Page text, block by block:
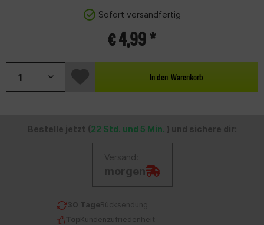
Sofort versandfertig
€ 4,99 *
In den Warenkorb
Bestelle jetzt ( 22 Std. und 5 Min. ) und sichere dir:
Versand:
morgen
30 TageRücksendung
TopKundenzufriedenheit